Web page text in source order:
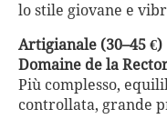
lo stile giovane e
Artigianale (30–45 €)
Domaine de la
Più complesso,
controllata, grande